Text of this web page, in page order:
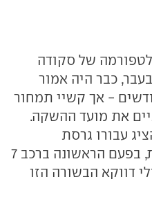
של סקודה
בעבר, כבר היה אמור
- אך קשיי תמחור
את מועד ההשקה.
עבורו גרסת
פלאג-אין הייבריד מסקרנת, בפעם הראשונה ברכב 7
דווקא הבשורה הזו